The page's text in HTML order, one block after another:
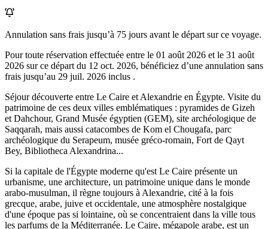
Annulation sans frais jusqu’à 75 jours avant le départ sur ce voyage.
Pour toute réservation effectuée entre le 01 août 2026 et le 31 août
2026 sur ce départ du 12 oct. 2026, bénéficiez d’une annulation sans
frais jusqu’au 29 juil. 2026 inclus .
Séjour découverte entre Le Caire et Alexandrie en Égypte. Visite du
patrimoine de ces deux villes emblématiques : pyramides de Gizeh
et Dahchour, Grand Musée égyptien (GEM), site archéologique de
Saqqarah, mais aussi catacombes de Kom el Chougafa, parc
archéologique du Serapeum, musée gréco-romain, Fort de Qayt
Bey, Bibliotheca Alexandrina...
Si la capitale de l'Égypte moderne qu'est Le Caire présente un
urbanisme, une architecture, un patrimoine unique dans le monde
arabo-musulman, il règne toujours à Alexandrie, cité à la fois
grecque, arabe, juive et occidentale, une atmosphère nostalgique
d'une époque pas si lointaine, où se concentraient dans la ville tous
les parfums de la Méditerranée. Le Caire, mégapole arabe, est un